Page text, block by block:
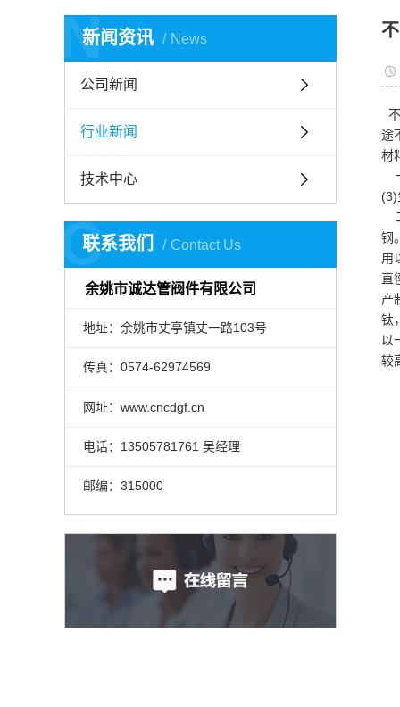
新闻资讯 News
N
公司新闻
行业新闻
技术中心
联系我们 Contact Us
C
余姚市诚达管阀件有限公司
地址：余姚市丈亭镇丈一路103号
传真：0574-62974569
网址：www.cncdgf.cn
电话：13505781761 吴经理
邮编：315000
途
材
(3)
钢
用
直
产
钛
以
较